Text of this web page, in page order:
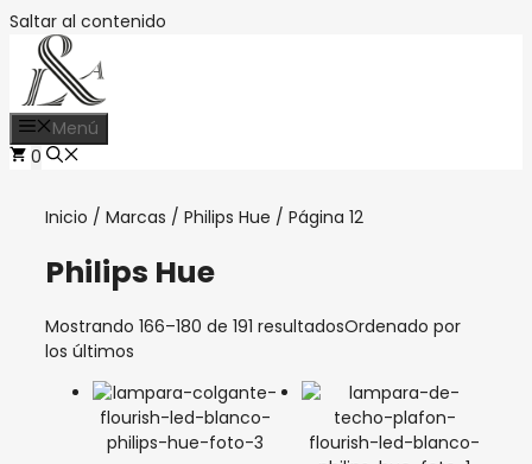
Saltar al contenido
Menú
0
Inicio / Marcas / Philips Hue / Página 12
Philips Hue
Mostrando 166–180 de 191 resultadosOrdenado por
los últimos